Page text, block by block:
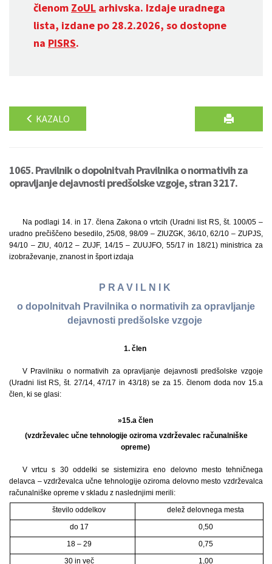
členom ZoUL arhivska. Izdaje uradnega
lista, izdane po 28.2.2026, so dostopne
na PISRS.
KAZALO
1065. Pravilnik o dopolnitvah Pravilnika o normativih za
opravljanje dejavnosti predšolske vzgoje, stran 3217.
Na podlagi 14. in 17. člena Zakona o vrtcih (Uradni list RS, št. 100/05 –
uradno prečiščeno besedilo, 25/08, 98/09 – ZIUZGK, 36/10, 62/10 – ZUPJS,
94/10 – ZIU, 40/12 – ZUJF, 14/15 – ZUUJFO, 55/17 in 18/21) ministrica za
izobraževanje, znanost in šport izdaja
P R A V I L N I K
o dopolnitvah Pravilnika o normativih za opravljanje
dejavnosti predšolske vzgoje
1. člen
V Pravilniku o normativih za opravljanje dejavnosti predšolske vzgoje
(Uradni list RS, št. 27/14, 47/17 in 43/18) se za 15. členom doda nov 15.a
člen, ki se glasi:
»15.a člen
(vzdrževalec učne tehnologije oziroma vzdrževalec računalniške
opreme)
V vrtcu s 30 oddelki se sistemizira eno delovno mesto tehničnega
delavca – vzdrževalca učne tehnologije oziroma delovno mesto vzdrževalca
računalniške opreme v skladu z naslednjimi merili:
število oddelkov
delež delovnega mesta
do 17
0,50
18 – 29
0,75
30 in več
1,00